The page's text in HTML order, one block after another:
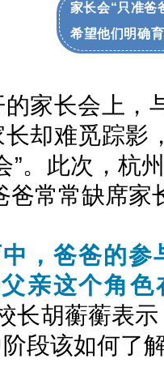
家长会“只准爸
希望他们明确
家长会上，
却难觅踪影
”。此次，杭
爸常常缺席家
，爸爸的参
亲这个角
长胡蘅蘅表
段该如何了